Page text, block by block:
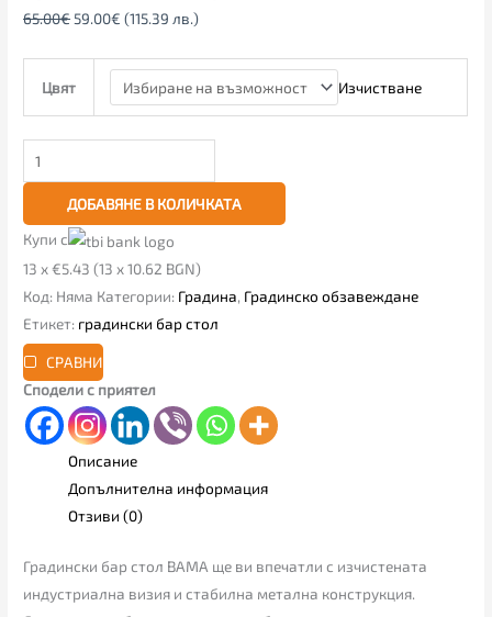
65.00€ 59.00€ (115.39 лв.)
Цвят Изчистване
ДОБАВЯНЕ В КОЛИЧКАТА
Купи с
13 x €5.43 (13 x 10.62 BGN)
Код: Няма Категории: Градина, Градинско обзавеждане
Етикет: градински бар стол
СРАВНИ
Сподели с приятел
Описание
Допълнителна информация
Отзиви (0)
Градински бар стол BAMA ще ви впечатли с изчистената
индустриална визия и стабилна метална конструкция.